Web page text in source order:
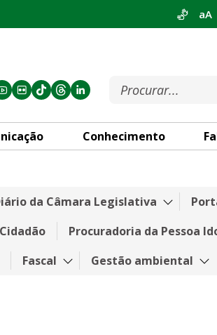
aA
Conhecimento
da Câmara Legislativa
Procuradoria da Pessoa
Fascal Gestão ambiental